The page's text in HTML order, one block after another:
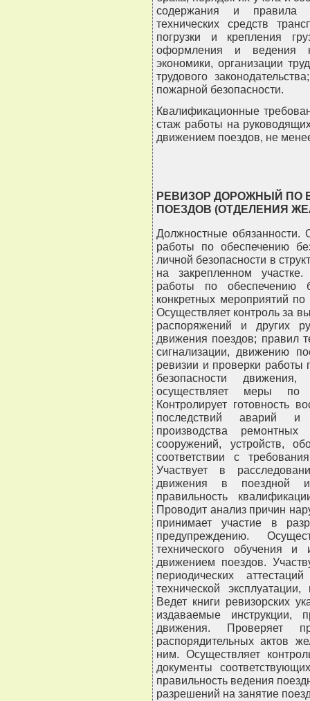
содержания и правила
технических средств
погрузки и крепления
оформления и ведения
экономики, организации
трудового
пожарной безопасности.
Квалификационные
стаж работы на
движением поездов, не
РЕВИЗОР ДОРОЖНЫЙ ПО
ПОЕЗДОВ (ОТДЕЛЕНИЯ
Должностные обязанности.
работы по обеспечению
личной безопасности в
на закрепленном
работы по обеспечению
конкретных мероприятий
Осуществляет контроль за
распоряжений и других
движения поездов; правил
сигнализации, движению
ревизии и проверки работы
безопасности движения,
осуществляет меры по
Контролирует готовность
последствий аварий и
производства
сооружений, устройств,
соответствии с
Участвует в
движения в поездной и
правильность
Проводит анализ причин
принимает участие в
предупреждению.
технического обучения и
движением поездов.
периодических
технической
Ведет книги ревизорских
издаваемые инструкции,
движения. Проверяет
распорядительных актов
ним. Осуществляет
документы
правильность ведения
разрешений на занятие